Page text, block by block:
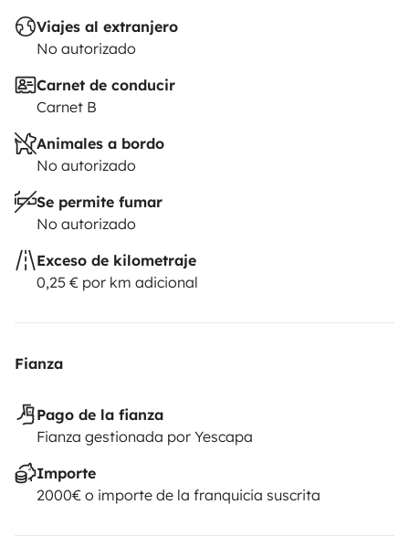
Viajes al extranjero
No autorizado
Carnet de conducir
Carnet B
Animales a bordo
No autorizado
Se permite fumar
No autorizado
Exceso de kilometraje
0,25 € por km adicional
Fianza
Pago de la fianza
Fianza gestionada por Yescapa
Importe
2000€ o importe de la franquicia suscrita